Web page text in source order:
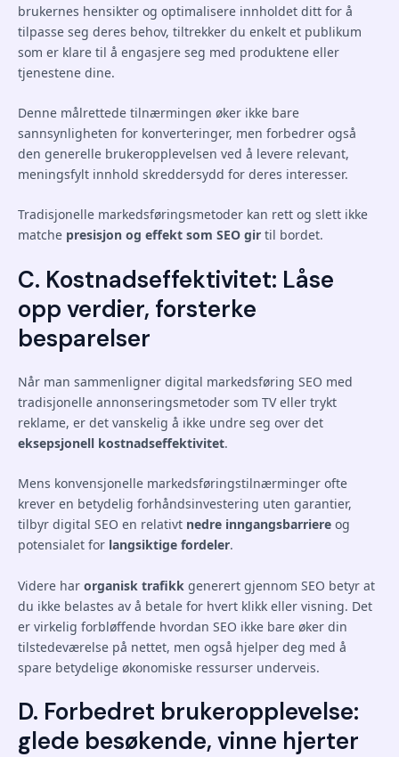
brukernes hensikter og optimalisere innholdet ditt for å
tilpasse seg deres behov, tiltrekker du enkelt et publikum
som er klare til å engasjere seg med produktene eller
tjenestene dine.
Denne målrettede tilnærmingen øker ikke bare
sannsynligheten for konverteringer, men forbedrer også
den generelle brukeropplevelsen ved å levere relevant,
meningsfylt innhold skreddersydd for deres interesser.
Tradisjonelle markedsføringsmetoder kan rett og slett ikke
matche presisjon og effekt som SEO gir til bordet.
C. Kostnadseffektivitet: Låse
opp verdier, forsterke
besparelser
Når man sammenligner digital markedsføring SEO med
tradisjonelle annonseringsmetoder som TV eller trykt
reklame, er det vanskelig å ikke undre seg over det
eksepsjonell kostnadseffektivitet.
Mens konvensjonelle markedsføringstilnærminger ofte
krever en betydelig forhåndsinvestering uten garantier,
tilbyr digital SEO en relativt nedre inngangsbarriere og
potensialet for langsiktige fordeler.
Videre har organisk trafikk generert gjennom SEO betyr at
du ikke belastes av å betale for hvert klikk eller visning. Det
er virkelig forbløffende hvordan SEO ikke bare øker din
tilstedeværelse på nettet, men også hjelper deg med å
spare betydelige økonomiske ressurser underveis.
D. Forbedret brukeropplevelse:
glede besøkende, vinne hjerter